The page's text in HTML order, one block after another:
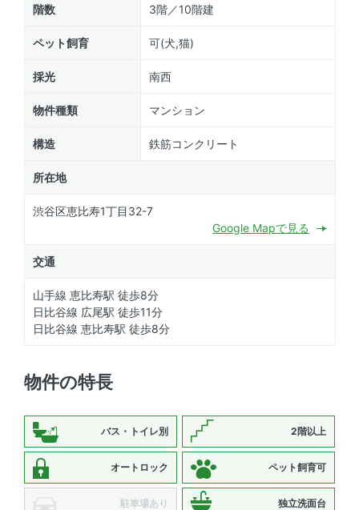
階数 3階／10階建
ペット飼育 可(犬,猫)
採光 南西
物件種類 マンション
構造 鉄筋コンクリート
所在地
渋谷区恵比寿1丁目32-7
Google Mapで見る
交通
山手線 恵比寿駅 徒歩8分
日比谷線 広尾駅 徒歩11分
日比谷線 恵比寿駅 徒歩8分
物件の特長
バス・トイレ別 2階以上
オートロック ペット飼育可
駐車場あり 独立洗面台